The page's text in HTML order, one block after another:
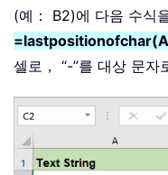
(예： B2)에 다음 수식
셀로， “-”를 대상 문자